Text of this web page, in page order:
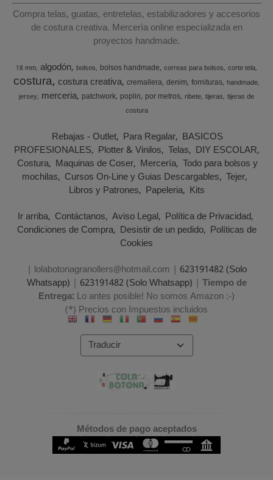
Compra telas, guatas, entretelas, estabilizadores y accesorios
de costura creativa. Mercería online especializada en
proyectos handmade.
18 mm algodón bolsos bolsos handmade correas para bolsos corte tela
costura costura creativa cremallera denim fornituras handmade
jersey merceria patchwork poplin por metros ribete tijeras tijeras de
costura
Rebajas - Outlet Para Regalar BASICOS
PROFESIONALES Plotter & Vinilos Telas DIY ESCOLAR
Costura Maquinas de Coser Mercería Todo para bolsos y
mochilas Cursos On-Line y Guias Descargables Tejer
Libros y Patrones Papeleria Kits
Ir arriba Contáctanos Aviso Legal Política de Privacidad
Condiciones de Compra Desistir de un pedido Políticas de
Cookies
| lolabotonagranollers@hotmail.com | 623191482 (Solo
Whatsapp) | 623191482 (Solo Whatsapp) | Tiempo de
Entrega:Lo antes posible! No somos Amazon :-)
(*) Precios con Impuestos incluidos
Métodos de pago aceptados